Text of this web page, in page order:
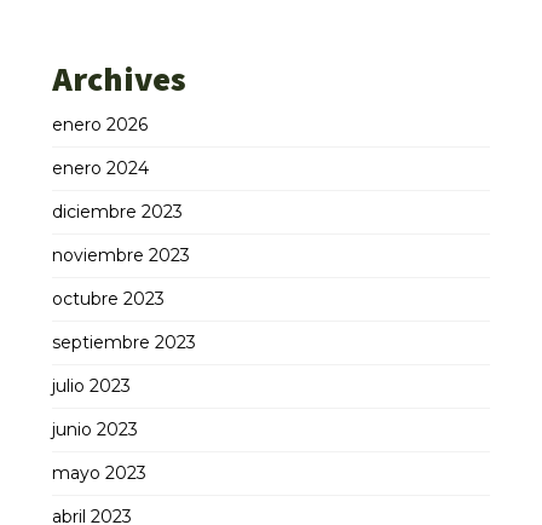
Archives
enero 2026
enero 2024
diciembre 2023
noviembre 2023
octubre 2023
septiembre 2023
julio 2023
junio 2023
mayo 2023
abril 2023